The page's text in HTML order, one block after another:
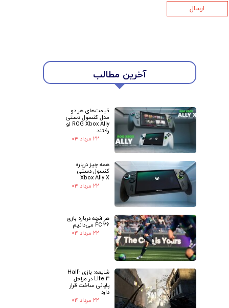
★
آخرین مطالب
قیمت‌های هر دو
مدل کنسول دستی
ROG Xbox Ally لو
رفتند
۲۲ مرداد ۰۴
همه چیز درباره
کنسول دستی
Xbox Ally X
۲۲ مرداد ۰۴
هر آنچه درباره بازی
FC 26 می‌دانیم
۲۲ مرداد ۰۴
شایعه: بازی Half-
Life 3 در مراحل
پایانی ساخت قرار
دارد
۲۲ مرداد ۰۴
ارسال